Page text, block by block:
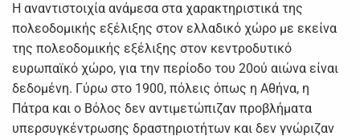
Η αναντιστοιχία ανάμεσα στα χαρακτηριστικά της
πολεοδομικής εξέλιξης στον ελλαδικό χώρο με εκείνα
της πολεοδομικής εξέλιξης στον κεντροδυτικό
ευρωπαϊκό χώρο, για την περίοδο του 20ού αιώνα είναι
δεδομένη. Γύρω στο 1900, πόλεις όπως η Αθήνα, η
Πάτρα και ο Βόλος δεν αντιμετώπιζαν προβλήματα
υπερσυγκέντρωσης δραστηριοτήτων και δεν γνώριζαν